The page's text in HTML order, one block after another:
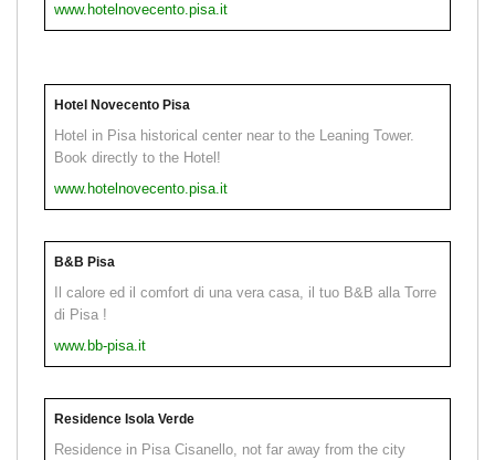
www.hotelnovecento.pisa.it
Hotel Novecento Pisa
Hotel in Pisa historical center near to the Leaning Tower.
Book directly to the Hotel!
www.hotelnovecento.pisa.it
B&B Pisa
Il calore ed il comfort di una vera casa, il tuo B&B alla Torre
di Pisa !
www.bb-pisa.it
Residence Isola Verde
Residence in Pisa Cisanello, not far away from the city